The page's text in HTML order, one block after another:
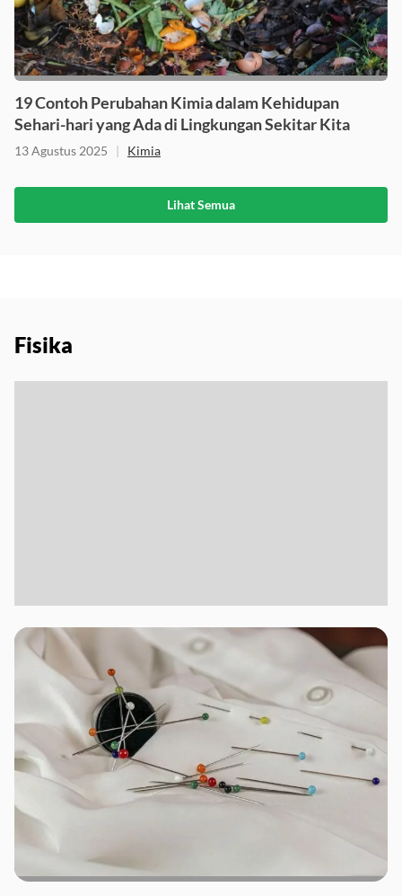
19 Contoh Perubahan Kimia dalam Kehidupan
Sehari-hari yang Ada di Lingkungan Sekitar Kita
13 Agustus 2025 | Kimia
Lihat Semua
Fisika